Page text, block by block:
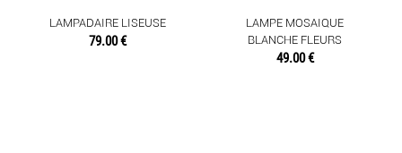
LAMPADAIRE LISEUSE
79.00 €
LAMPE MOSAIQUE
BLANCHE FLEURS
49.00 €